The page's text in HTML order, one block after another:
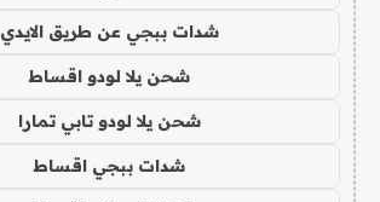
شدات ببجي عن طريق الايدي
شحن يلا لودو اقساط
شحن يلا لودو تابي تمارا
شدات ببجي اقساط